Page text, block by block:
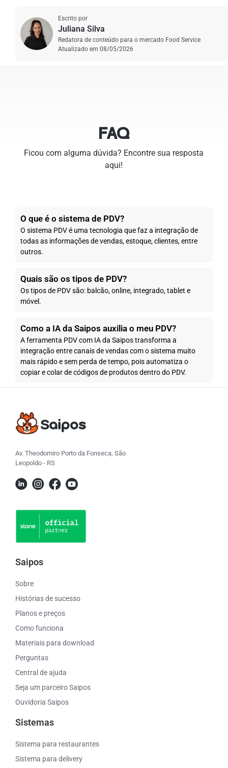
Escrito por
Juliana Silva
Redatora de conteúdo para o mercado Food Service
Atualizado em 08/05/2026
FAQ
Ficou com alguma dúvida? Encontre sua resposta
aqui!
O que é o sistema de PDV?
O sistema PDV é uma tecnologia que faz a integração de
todas as informações de vendas, estoque, clientes, entre
outros.
Quais são os tipos de PDV?
Os tipos de PDV são: balcão, online, integrado, tablet e
móvel.
Como a IA da Saipos auxilia o meu PDV?
A ferramenta PDV com IA da Saipos transforma a
integração entre canais de vendas com o sistema muito
mais rápido e sem perda de tempo, pois automatiza o
copiar e colar de códigos de produtos dentro do PDV.
Av. Theodomiro Porto da Fonseca, São
Leopoldo - RS
Saipos
Sobre
Histórias de sucesso
Planos e preços
Como funciona
Materiais para download
Perguntas
Central de ajuda
Seja um parceiro Saipos
Ouvidoria Saipos
Sistemas
Sistema para restaurantes
Sistema para delivery